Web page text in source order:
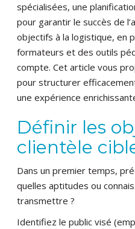
spécialisées, une
pour garantir le succès de
objectifs à la logistique, en
formateurs et des outils
compte. Cet article vous
pour structurer
une expérience
Définir les
clientèle
Dans un premier temps,
quelles aptitudes ou
transmettre ?
Identifiez le public visé